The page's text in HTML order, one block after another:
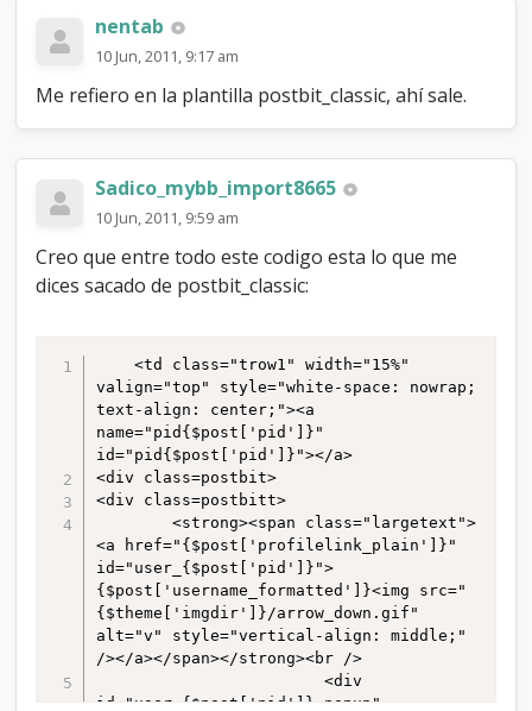
nentab
10 Jun, 2011, 9:17 am
Me refiero en la plantilla postbit_classic, ahí sale.
Sadico_mybb_import8665
10 Jun, 2011, 9:59 am
Creo que entre todo este codigo esta lo que me
dices sacado de postbit_classic:
valign="top" style="white-space: nowrap;
text-align: center;"><a
name="pid{$post['pid']}"
id="pid{$post['pid']}"></a>
<div class=postbit>
<div class=postbitt>
<a href="{$post['profilelink_plain']}"
id="user_{$post['pid']}">
{$post['username_formatted']}<img src="
{$theme['imgdir']}/arrow_down.gif"
alt="v" style="vertical-align: middle;"
/></a></span></strong><br />
id="user_{$post['pid']}_popup"